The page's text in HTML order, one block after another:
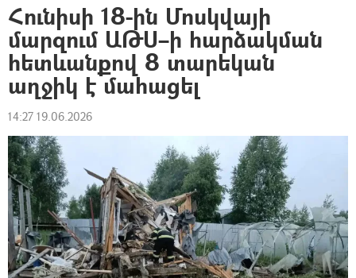
Հունիսի 18-ին Մոսկվայի
մարզում ԱԹՍ–ի հարձակման
հետևանքով 8 տարեկան
աղջիկ է մահացել
14:27 19.06.2026